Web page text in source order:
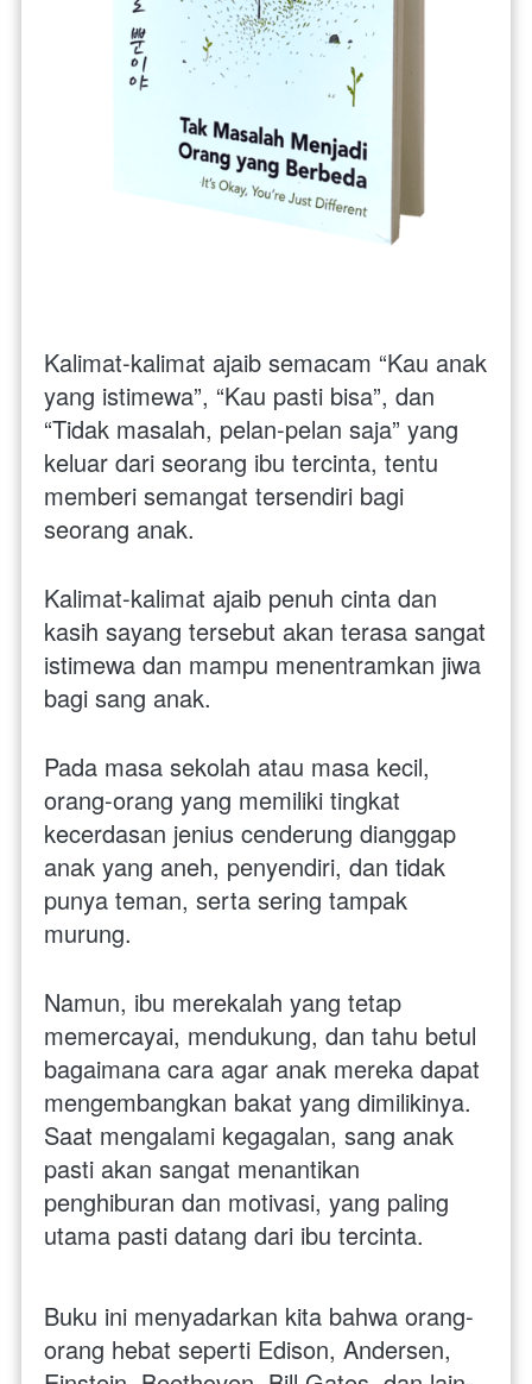
Kalimat-kalimat ajaib semacam “Kau anak
yang istimewa”, “Kau pasti bisa”, dan
“Tidak masalah, pelan-pelan saja” yang
keluar dari seorang ibu tercinta, tentu
memberi semangat tersendiri bagi
seorang anak.
Kalimat-kalimat ajaib penuh cinta dan
kasih sayang tersebut akan terasa sangat
istimewa dan mampu menentramkan jiwa
bagi sang anak.
Pada masa sekolah atau masa kecil,
orang-orang yang memiliki tingkat
kecerdasan jenius cenderung dianggap
anak yang aneh, penyendiri, dan tidak
punya teman, serta sering tampak
murung.
Namun, ibu merekalah yang tetap
memercayai, mendukung, dan tahu betul
bagaimana cara agar anak mereka dapat
mengembangkan bakat yang dimilikinya.
Saat mengalami kegagalan, sang anak
pasti akan sangat menantikan
penghiburan dan motivasi, yang paling
utama pasti datang dari ibu tercinta.
Buku ini menyadarkan kita bahwa orang-
orang hebat seperti Edison, Andersen,